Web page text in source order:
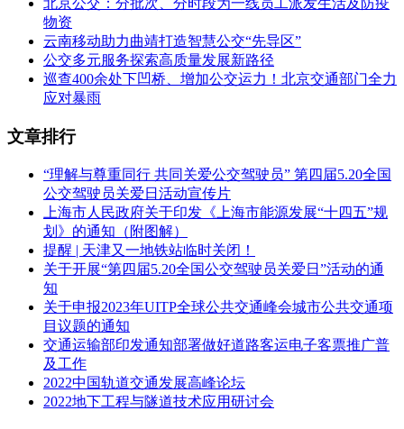
北京公交：分批次、分时段为一线员工派发生活及防疫
物资
云南移动助力曲靖打造智慧公交“先导区”
公交多元服务探索高质量发展新路径
巡查400余处下凹桥、增加公交运力！北京交通部门全力
应对暴雨
文章排行
“理解与尊重同行 共同关爱公交驾驶员” 第四届5.20全国
公交驾驶员关爱日活动宣传片
上海市人民政府关于印发《上海市能源发展“十四五”规
划》的通知（附图解）
提醒 | 天津又一地铁站临时关闭！
关于开展“第四届5.20全国公交驾驶员关爱日”活动的通
知
关于申报2023年UITP全球公共交通峰会城市公共交通项
目议题的通知
交通运输部印发通知部署做好道路客运电子客票推广普
及工作
2022中国轨道交通发展高峰论坛
2022地下工程与隧道技术应用研讨会